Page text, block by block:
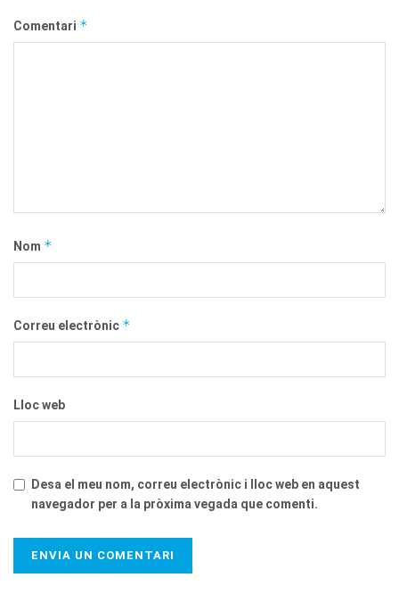
Comentari *
Nom *
Correu electrònic *
Lloc web
Desa el meu nom, correu electrònic i lloc web en aquest
navegador per a la pròxima vegada que comenti.